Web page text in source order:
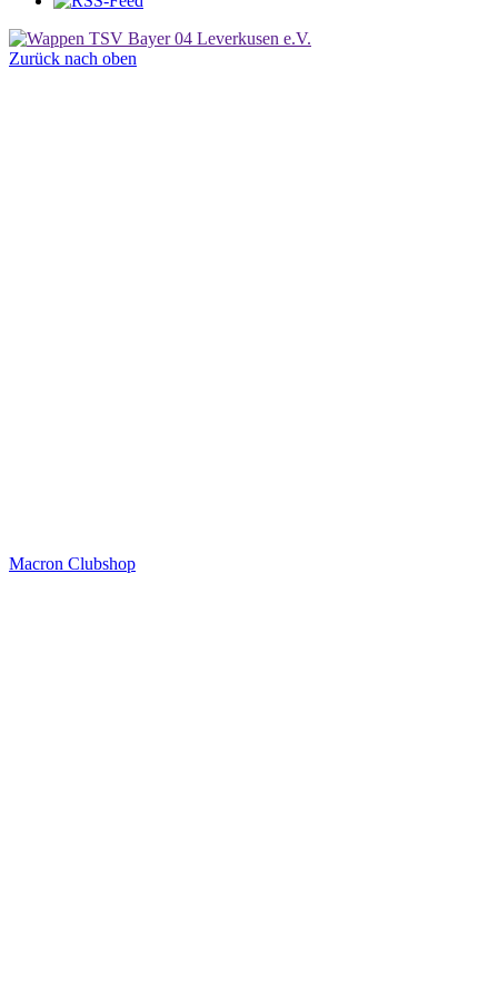
Zurück nach oben
Macron Clubshop